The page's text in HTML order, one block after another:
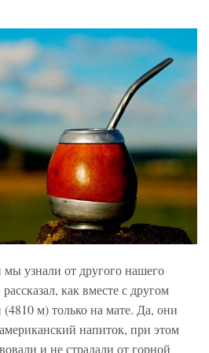
узнали от другого нашего
как вместе с другом
м) только на мате. Да, они
напиток, при этом
и не страдали от горной